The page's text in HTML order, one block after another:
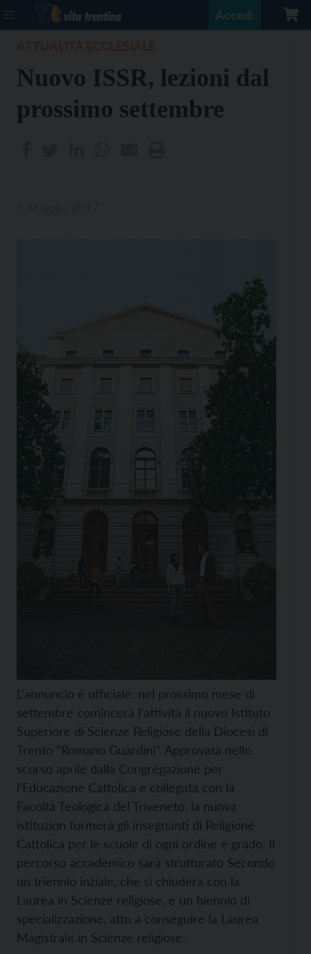
Accedi
Nuovo ISSR, lezioni dal
prossimo settembre
L'annuncio è ufficiale: nel prossimo mese di
settembre comincerà l'attività il nuovo Istituto
Superiore di Scienze Religiose della Diocesi di
Trento “Romano Guardini”. Approvata nello
scorso aprile dalla Congregazione per
l’Educazione Cattolica e collegata con la
Facoltà Teologica del Triveneto, la nuova
istituzion formerà gli insegnanti di Religione
Cattolica per le scuole di ogni ordine e grado. Il
percorso accademico sarà strutturato Secondo
un triennio inziale, che si chiuderà con la
Laurea in Scienze religiose, e un biennio di
specializzazione, atto a conseguire la Laurea
Magistrale in Scienze religiose.